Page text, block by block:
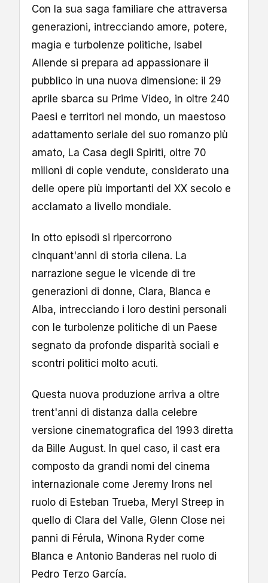
Con la sua saga familiare che attraversa
generazioni, intrecciando amore, potere,
magia e turbolenze politiche, Isabel
Allende si prepara ad appassionare il
pubblico in una nuova dimensione: il 29
aprile sbarca su Prime Video, in oltre 240
Paesi e territori nel mondo, un maestoso
adattamento seriale del suo romanzo più
amato, La Casa degli Spiriti, oltre 70
milioni di copie vendute, considerato una
delle opere più importanti del XX secolo e
acclamato a livello mondiale.
In otto episodi si ripercorrono
cinquant'anni di storia cilena. La
narrazione segue le vicende di tre
generazioni di donne, Clara, Blanca e
Alba, intrecciando i loro destini personali
con le turbolenze politiche di un Paese
segnato da profonde disparità sociali e
scontri politici molto acuti.
Questa nuova produzione arriva a oltre
trent'anni di distanza dalla celebre
versione cinematografica del 1993 diretta
da Bille August. In quel caso, il cast era
composto da grandi nomi del cinema
internazionale come Jeremy Irons nel
ruolo di Esteban Trueba, Meryl Streep in
quello di Clara del Valle, Glenn Close nei
panni di Férula, Winona Ryder come
Blanca e Antonio Banderas nel ruolo di
Pedro Terzo García.